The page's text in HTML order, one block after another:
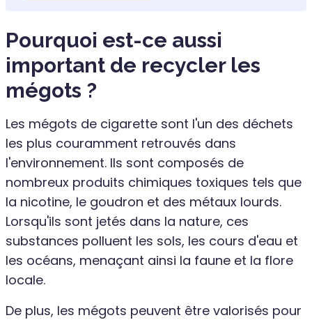
Pourquoi est-ce aussi
important de recycler les
mégots ?
Les mégots de cigarette sont l'un des déchets
les plus couramment retrouvés dans
l'environnement. Ils sont composés de
nombreux produits chimiques toxiques tels que
la nicotine, le goudron et des métaux lourds.
Lorsqu'ils sont jetés dans la nature, ces
substances polluent les sols, les cours d'eau et
les océans, menaçant ainsi la faune et la flore
locale.
De plus, les mégots peuvent être valorisés pour